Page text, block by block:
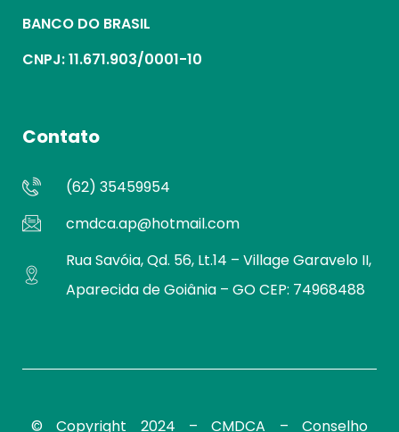
BANCO DO BRASIL
CNPJ: 11.671.903/0001-10
Contato
(62) 35459954
cmdca.ap@hotmail.com
Rua Savóia, Qd. 56, Lt.14 – Village Garavelo II,
Aparecida de Goiânia – GO CEP: 74968488
© Copyright 2024 – CMDCA – Conselho